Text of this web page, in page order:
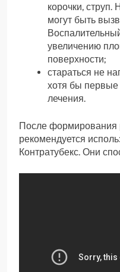
корочки,
могут быть
увеличению
поверхности;
стараться не
хотя бы первые
лечения.
После формирования
рекомендуется
Контратубекс. Они